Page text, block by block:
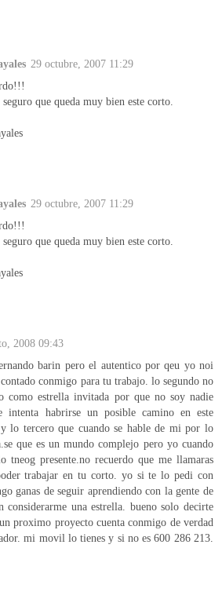
29 octubre, 2007 11:29
que queda muy bien este corto.
29 octubre, 2007 11:29
que queda muy bien este corto.
2008 09:43
barin pero el autentico por qeu yo noi
conmigo para tu trabajo. lo segundo no
como estrella invitada por que no soy nadie
intenta habrirse un posible camino en este
lo tercero que cuando se hable de mi por lo
que es un mundo complejo pero yo cuando
tneog presente.no recuerdo que me llamaras
trabajar en tu corto. yo si te lo pedi con
ganas de seguir aprendiendo con la gente de
considerarme una estrella. bueno solo decirte
proximo proyecto cuenta conmigo de verdad
mi movil lo tienes y si no es 600 286 213.